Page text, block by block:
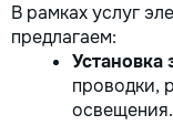
В рамках услуг
предлагаем:
Установка
проводки,
освещения.